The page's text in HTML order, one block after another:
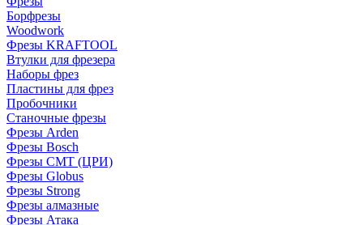
Борфрезы
Woodwork
Фрезы KRAFTOOL
Втулки для фрезера
Наборы фрез
Пластины для фрез
Пробочники
Станочные фрезы
Фрезы Arden
Фрезы Bosch
Фрезы CMT (ЦРИ)
Фрезы Globus
Фрезы Strong
Фрезы алмазные
Фрезы Атака